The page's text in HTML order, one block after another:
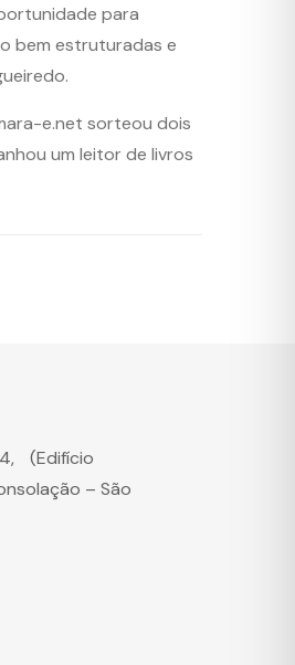
para
bem estruturadas e
e.net sorteou dois
um leitor de livros
(Edifício
– São